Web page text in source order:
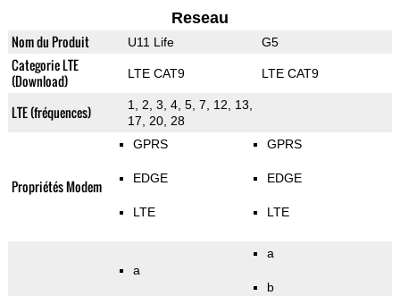
Reseau
Nom du Produit U11 Life G5
Categorie LTE
(Download)
LTE CAT9 LTE CAT9
LTE (fréquences)
1, 2, 3, 4, 5, 7, 12, 13,
17, 20, 28
Propriétés Modem
GPRS
EDGE
LTE
GPRS
EDGE
LTE
a
a
b